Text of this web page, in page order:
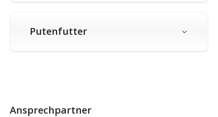
Putenfutter
Ansprechpartner